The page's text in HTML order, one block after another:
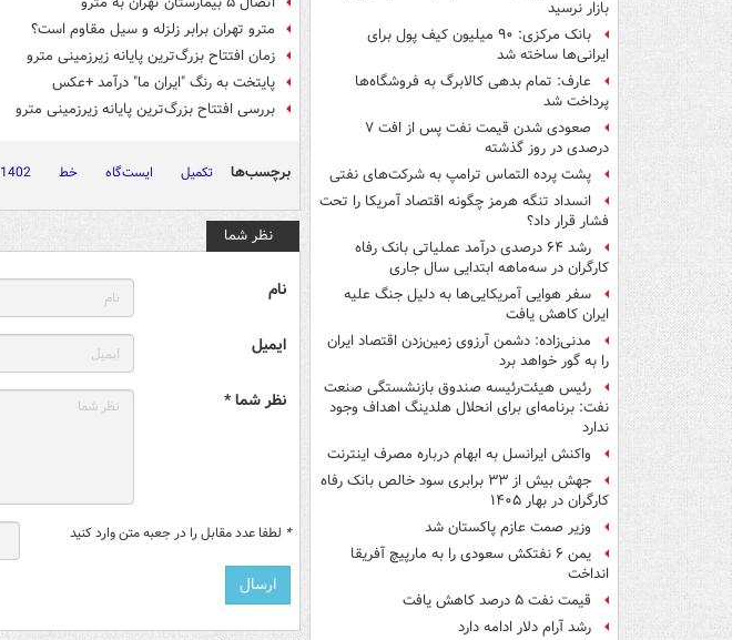
بازار نرسید
بانک مرکزی: ۹۰ میلیون کیف پول برای
ایرانی‌ها ساخته شد
عارف: تمام بدهی کالابرگ به فروشگاه‌ها
پرداخت شد
صعودی شدن قیمت نفت پس از افت ۷
درصدی در روز گذشته
پشت پرده التماس ترامپ به شرکت‌های نفتی
انسداد تنگه هرمز چگونه اقتصاد آمریکا را تحت
فشار قرار داد؟
رشد ۶۴ درصدی درآمد عملیاتی بانک رفاه
کارگران در سه‌ماهه ابتدایی سال جاری
سفر هوایی آمریکایی‌ها به دلیل جنگ علیه
ایران کاهش یافت
مدنی‌زاده: دشمن آرزوی زمین‌زدن اقتصاد ایران
را به گور خواهد برد
رئیس هیئت‌رئیسه صندوق بازنشستگی صنعت
نفت: برنامه‌ای برای انحلال هلدینگ اهداف وجود
ندارد
واکنش ایرانسل به ابهام درباره مصرف اینترنت
جهش بیش از ۳۳ برابری سود خالص بانک رفاه
کارگران در بهار ۱۴۰۵
وزیر صمت عازم پاکستان شد
یمن ۶ نفتکش سعودی را به مارپیچ آفریقا
انداخت
قیمت نفت ۵ درصد کاهش یافت
رشد آرام دلار ادامه دارد
مترو تهران برابر زلزله و سیل مقاوم است؟
زمان افتتاح بزرگ‌ترین پایانه زیرزمینی مترو
پایتخت به رنگ "ایران ما" درآمد +عکس
بررسی افتتاح بزرگ‌ترین پایانه زیرزمینی مترو
برچسب‌ها تکمیل ایست‌گاه خط 1402
نظر شما
نام
ایمیل
نظر شما *
* لطفا عدد مقابل را در جعبه متن وارد کنید